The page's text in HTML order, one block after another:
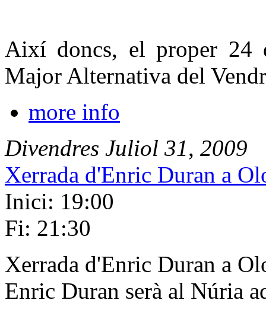
Així doncs, el proper
Major Alternativa del
more info
Divendres Juliol 31, 2009
Xerrada d'Enric Duran a
Inici: 19:00
Fi: 21:30
Xerrada d'Enric Duran a
Enric Duran serà al Núria